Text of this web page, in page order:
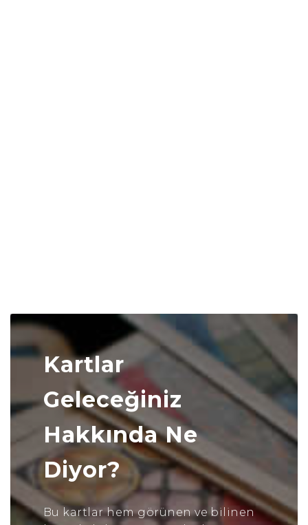
Kartlar
Geleceğiniz
Hakkında Ne
Diyor?
Bu kartlar hem görünen ve bilinen